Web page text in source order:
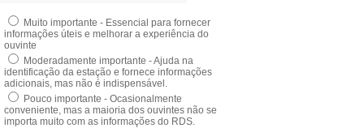
Muito importante - Essencial para fornecer
informações úteis e melhorar a experiência do
ouvinte
Moderadamente importante - Ajuda na
identificação da estação e fornece informações
adicionais, mas não é indispensável.
Pouco importante - Ocasionalmente
conveniente, mas a maioria dos ouvintes não se
importa muito com as informações do RDS.